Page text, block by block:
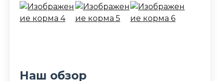
горох), клетчатка, витамины и
минеральные вещества, омега-3 и
Наш обзор